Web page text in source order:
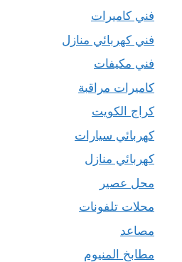
فني كاميرات
فني كهربائي منازل
فني مكيفات
كاميرات مراقبة
كراج الكويت
كهربائي سيارات
كهربائي منازل
محل عصير
محلات تلفونات
مصاعد
مطابخ المنيوم